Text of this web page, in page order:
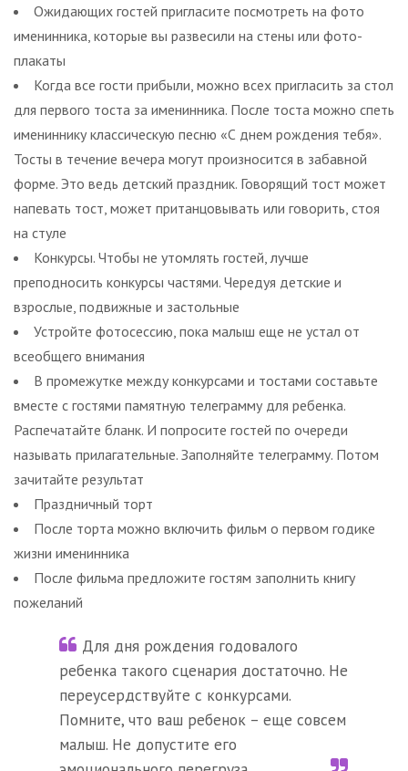
Ожидающих гостей пригласите посмотреть на фото
именинника, которые вы развесили на стены или фото-
плакаты
Когда все гости прибыли, можно всех пригласить за стол
для первого тоста за именинника. После тоста можно спеть
имениннику классическую песню «С днем рождения тебя».
Тосты в течение вечера могут произносится в забавной
форме. Это ведь детский праздник. Говорящий тост может
напевать тост, может пританцовывать или говорить, стоя
на стуле
Конкурсы. Чтобы не утомлять гостей, лучше
преподносить конкурсы частями. Чередуя детские и
взрослые, подвижные и застольные
Устройте фотосессию, пока малыш еще не устал от
всеобщего внимания
В промежутке между конкурсами и тостами составьте
вместе с гостями памятную телеграмму для ребенка.
Распечатайте бланк. И попросите гостей по очереди
называть прилагательные. Заполняйте телеграмму. Потом
зачитайте результат
Праздничный торт
После торта можно включить фильм о первом годике
жизни именинника
После фильма предложите гостям заполнить книгу
пожеланий
Для дня рождения годовалого
ребенка такого сценария достаточно. Не
переусердствуйте с конкурсами.
Помните, что ваш ребенок – еще совсем
малыш. Не допустите его